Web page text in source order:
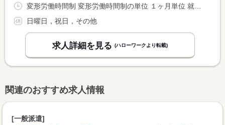
変形労働時間制 変形労働時間制の単位 １ヶ月単位 就業時間１ 8時00分〜17時00分
日曜日，祝日，その他
求人詳細を見る (ハローワークより転載)
関連のおすすめ求人情報
[一般派遣]